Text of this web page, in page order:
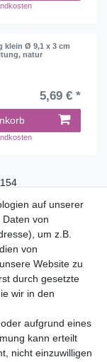
klein Ø 9,1 x 3 cm
natur
5,69 € *
auf unserer
von
um z.B.
von
Website zu
durch gesetzte
wir in den
aufgrund eines
kann erteilt
nicht einzuwilligen